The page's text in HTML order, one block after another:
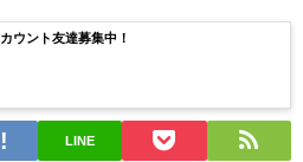
ウント友達募集中！
LINE